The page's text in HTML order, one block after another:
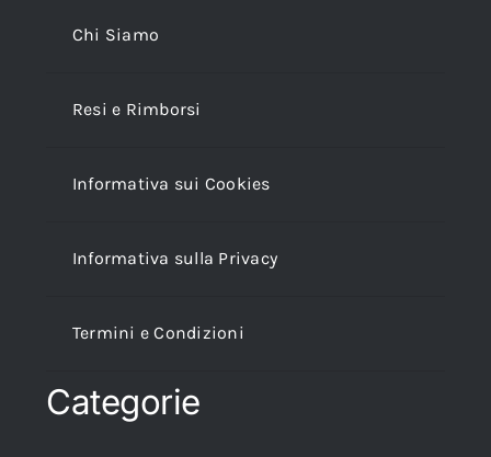
Chi Siamo
Resi e Rimborsi
Informativa sui Cookies
Informativa sulla Privacy
Termini e Condizioni
Categorie